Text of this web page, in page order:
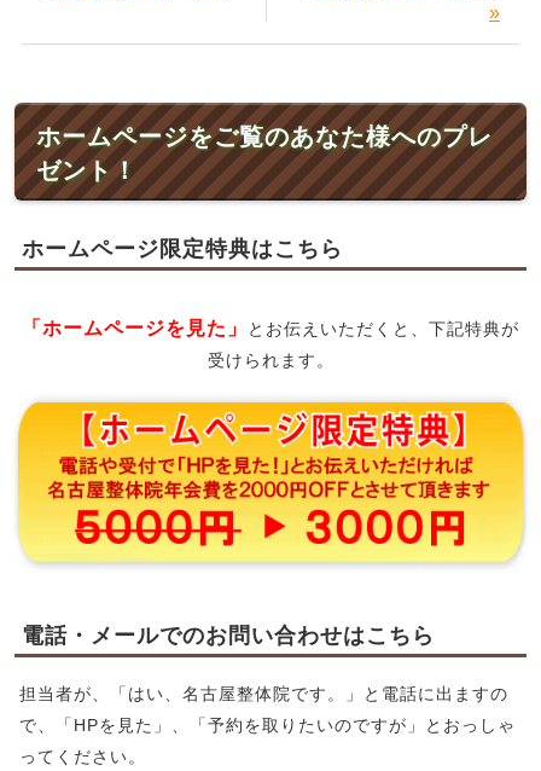
»
ホームページをご覧のあなた様へのプレ
ゼント！
ホームページ限定特典はこちら
「ホームページを見た」
とお伝えいただくと、下記特典が
受けられます。
電話・メールでのお問い合わせはこちら
担当者が、「はい、名古屋整体院です。」と電話に出ますの
で、「HPを見た」、「予約を取りたいのですが」とおっしゃ
ってください。